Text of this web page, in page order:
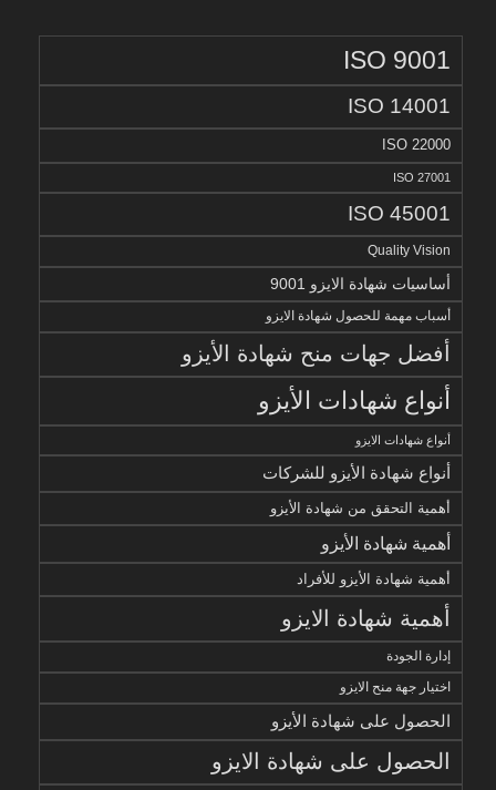
ISO 9001
ISO 14001
ISO 22000
ISO 27001
ISO 45001
Quality Vision
أساسيات شهادة الايزو 9001
أسباب مهمة للحصول شهادة الايزو
أفضل جهات منح شهادة الأيزو
أنواع شهادات الأيزو
أنواع شهادات الايزو
أنواع شهادة الأيزو للشركات
أهمية التحقق من شهادة الأيزو
أهمية شهادة الأيزو
أهمية شهادة الأيزو للأفراد
أهمية شهادة الايزو
إدارة الجودة
اختيار جهة منح الايزو
الحصول على شهادة الأيزو
الحصول على شهادة الايزو